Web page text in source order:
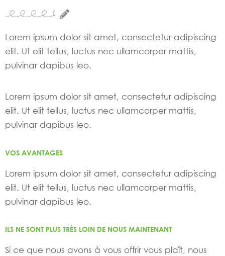
Lorem ipsum dolor sit amet, consectetur adipiscing
elit. Ut elit tellus, luctus nec ullamcorper mattis,
pulvinar dapibus leo.
Lorem ipsum dolor sit amet, consectetur adipiscing
elit. Ut elit tellus, luctus nec ullamcorper mattis,
pulvinar dapibus leo.
VOS AVANTAGES
Lorem ipsum dolor sit amet, consectetur adipiscing
elit. Ut elit tellus, luctus nec ullamcorper mattis,
pulvinar dapibus leo.
ILS NE SONT PLUS TRÈS LOIN DE NOUS MAINTENANT
Si ce que nous avons à vous offrir vous plaît, nous